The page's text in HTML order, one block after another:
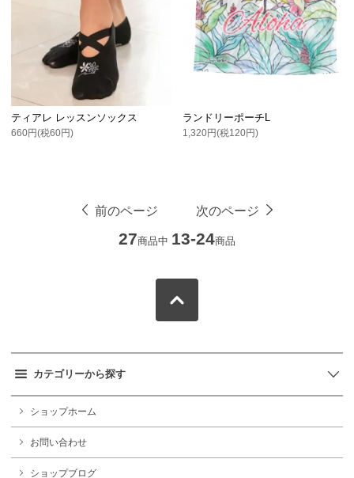
ティアレ レッスンソックス
660円(税60円)
ランドリーポーチL
1,320円(税120円)
前のページ 次のページ
27商品中 13-24商品
カテゴリーから探す
ショップホーム
お問い合わせ
ショップブログ